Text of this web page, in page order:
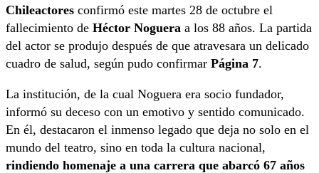
Chileactores confirmó este martes 28 de octubre el
fallecimiento de Héctor Noguera a los 88 años. La partida
del actor se produjo después de que atravesara un delicado
cuadro de salud, según pudo confirmar Página 7.
La institución, de la cual Noguera era socio fundador,
informó su deceso con un emotivo y sentido comunicado.
En él, destacaron el inmenso legado que deja no solo en el
mundo del teatro, sino en toda la cultura nacional,
rindiendo homenaje a una carrera que abarcó 67 años